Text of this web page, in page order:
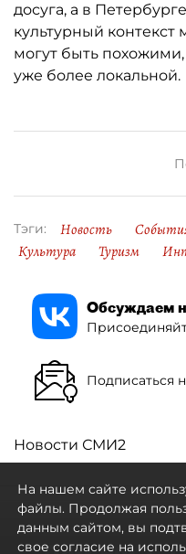
досуга, а в
культурный контекст
могут быть
уже более локальной.
Тэги: Новость
Культура
Туризм
Обсуждаем
Подписаться
Новости СМИ2
На нашем сайте
файлы. Продолжая
данным сайтом, вы
свое согласие на